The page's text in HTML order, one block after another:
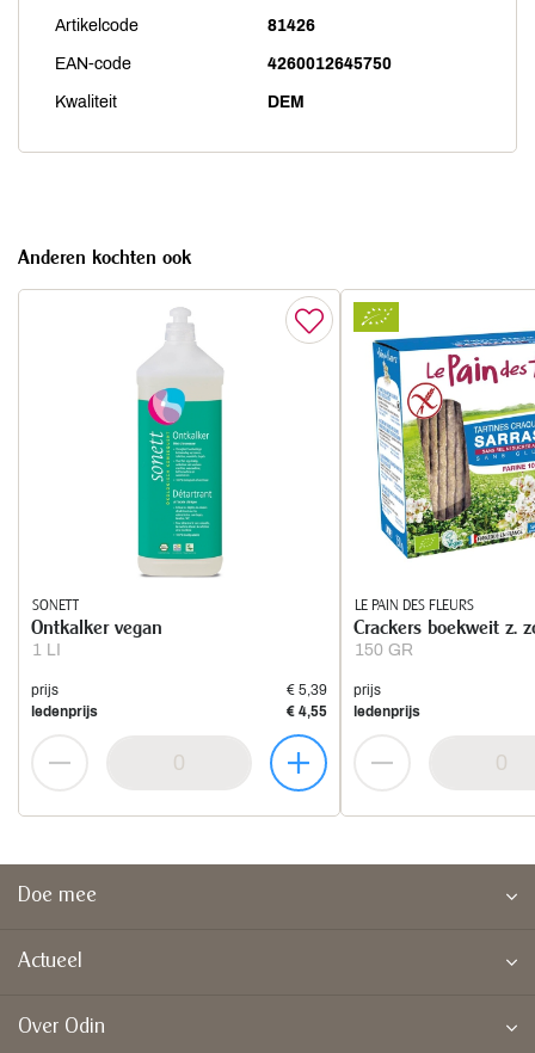
Artikelcode 81426
EAN-code 4260012645750
Kwaliteit DEM
Anderen kochten ook
SONETT
1 LI
Ontkalker vegan
prijs
€ 5,39
ledenprijs
€ 4,55
LE PAIN DES FLEURS
150 GR
Crackers boekweit z.
prijs
ledenprijs
Doe mee
Actueel
Over Odin